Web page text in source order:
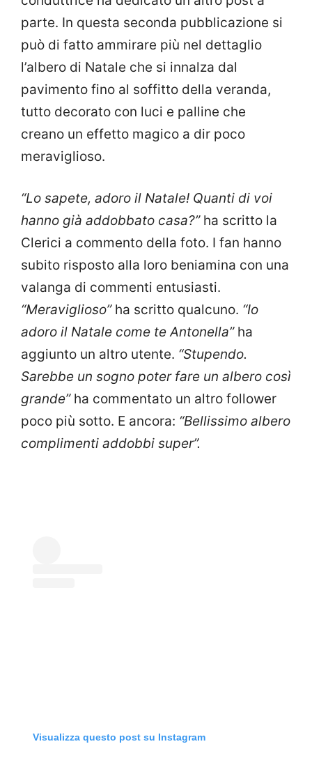
parte. In questa seconda pubblicazione si
può di fatto ammirare più nel dettaglio
l’albero di Natale che si innalza dal
pavimento fino al soffitto della veranda,
tutto decorato con luci e palline che
creano un effetto magico a dir poco
meraviglioso.
“Lo sapete, adoro il Natale! Quanti di voi
hanno già addobbato casa?”ha scritto la
Clerici a commento della foto. I fan hanno
subito risposto alla loro beniamina con una
valanga di commenti entusiasti.
“Meraviglioso”ha scritto qualcuno. “Io
adoro il Natale come te Antonella”ha
aggiunto un altro utente. “Stupendo.
Sarebbe un sogno poter fare un albero così
grande”ha commentato un altro follower
poco più sotto. E ancora: “Bellissimo albero
complimenti addobbi super”.
Visualizza questo post su Instagram